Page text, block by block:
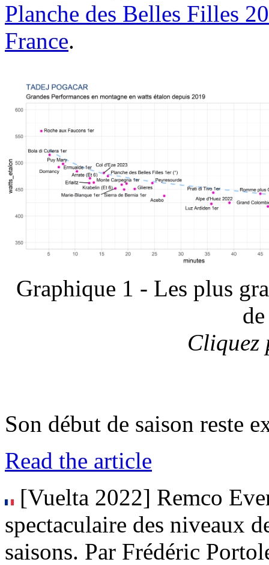
Planche des Belles Filles
France.
Graphique 1 - Les plus
Son début de saison reste
Read the article
[Vuelta 2022] Remco
spectaculaire des niveaux
saisons. Par Frédéric